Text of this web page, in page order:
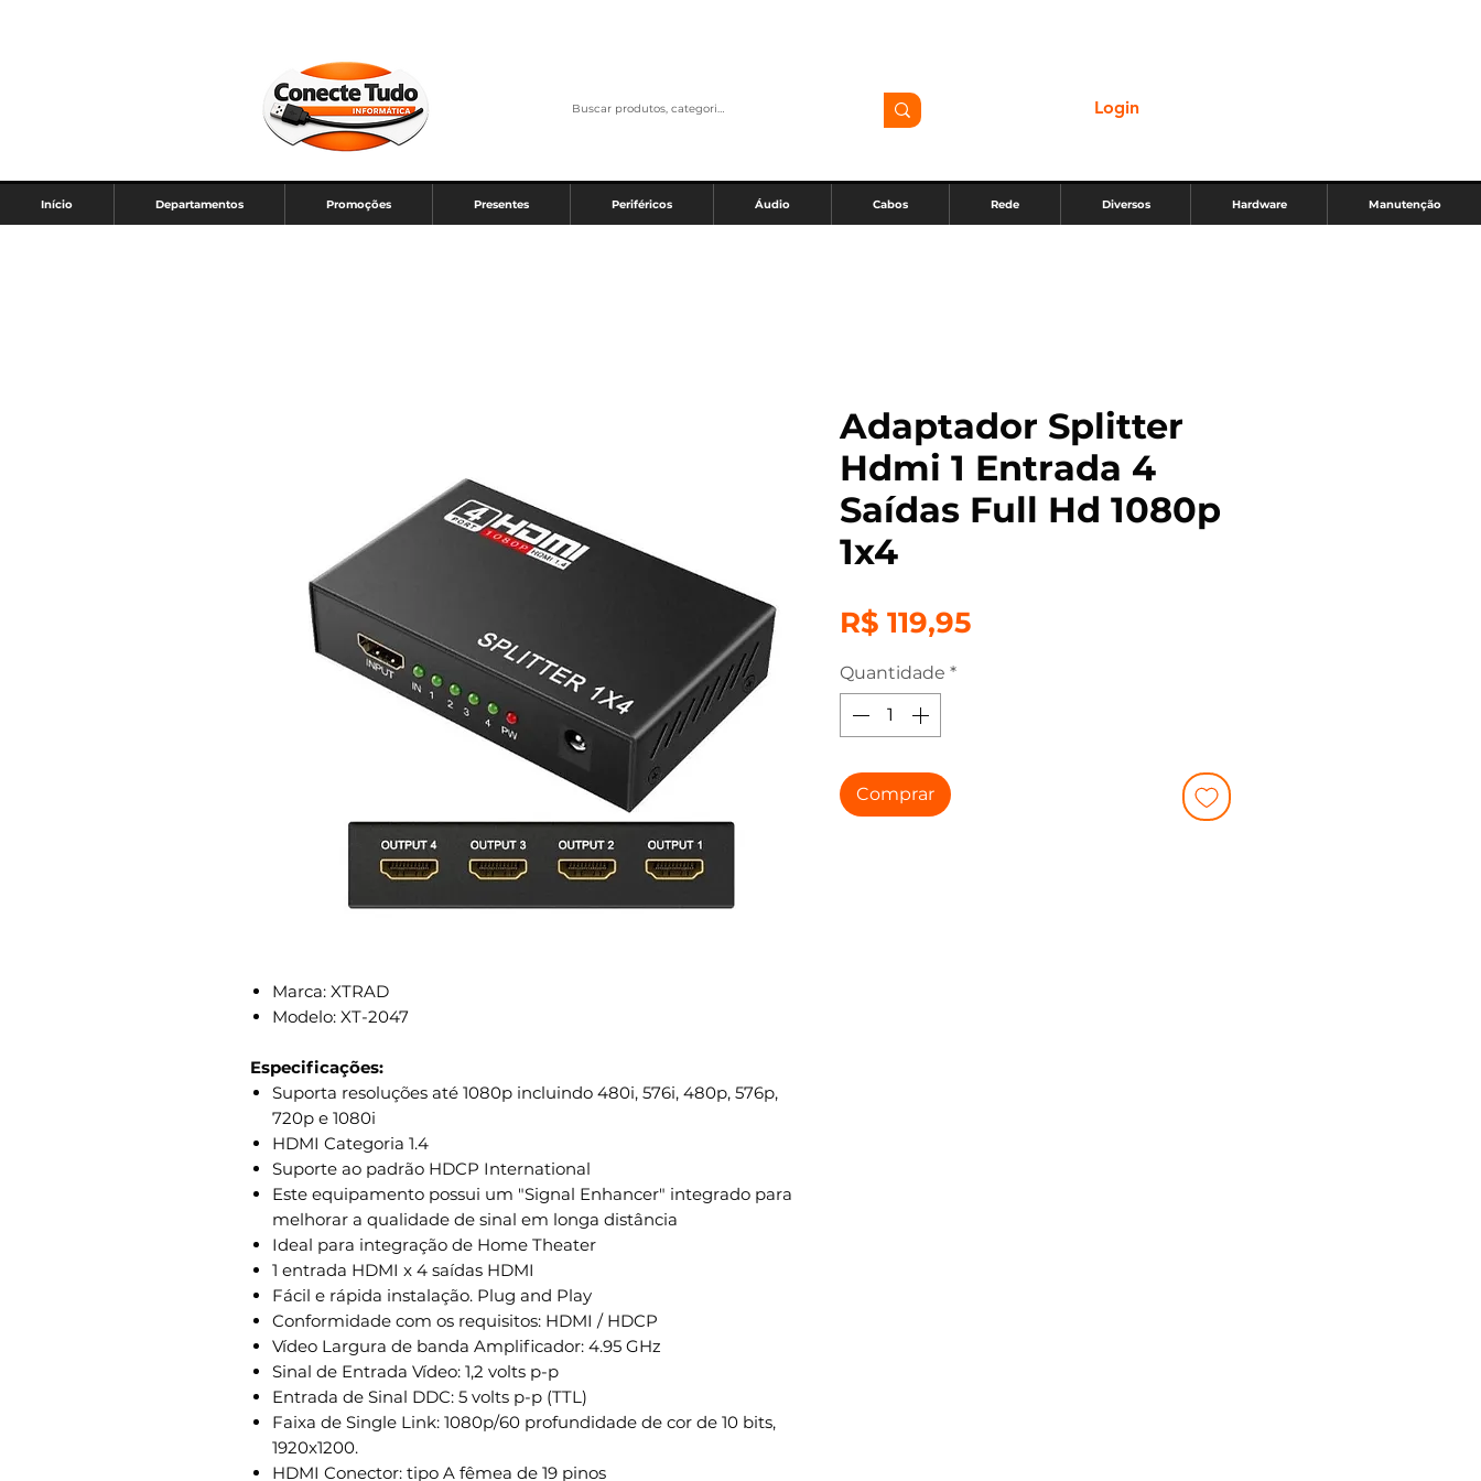
Login
Marca: XTRAD
Modelo: XT-2047
Especificações:
Suporta resoluções até 1080p incluindo 480i, 576i, 480p, 576p,
720p e 1080i
HDMI Categoria 1.4
Suporte ao padrão HDCP International
Este equipamento possui um "Signal Enhancer" integrado para
melhorar a qualidade de sinal em longa distância
Ideal para integração de Home Theater
1 entrada HDMI x 4 saídas HDMI
Fácil e rápida instalação. Plug and Play
Conformidade com os requisitos: HDMI / HDCP
Vídeo Largura de banda Amplificador: 4.95 GHz
Sinal de Entrada Vídeo: 1,2 volts p-p
Entrada de Sinal DDC: 5 volts p-p (TTL)
Faixa de Single Link: 1080p/60 profundidade de cor de 10 bits,
1920x1200.
HDMI Conector: tipo A fêmea de 19 pinos
Adaptador Splitter
Hdmi 1 Entrada 4
Saídas Full Hd 1080p
1x4
R$ 119,95Preço
Quantidade *
Comprar
Início Departamentos Promoções Presentes Periféricos Áudio Cabos Rede Diversos Hardware Manutenção